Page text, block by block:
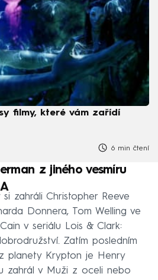
filmy, které vám zařídí
6 min čtení
z jiného vesmíru
zahráli Christopher Reeve
Donnera, Tom Welling ve
v seriálu Lois & Clark:
Zatím posledním
planety Krypton je Henry
zahrál v Muži z oceli nebo